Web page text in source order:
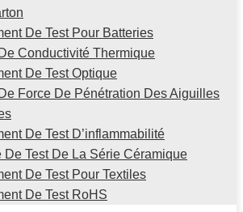
De Test Pour Batteries
Conductivité Thermique
De Test Optique
Force De Pénétration Des Aiguilles
De Test D’inflammabilité
De Test De La Série Céramique
De Test Pour Textiles
De Test RoHS